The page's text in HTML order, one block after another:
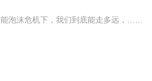
泡沫危机下，我们到底能走多远，……